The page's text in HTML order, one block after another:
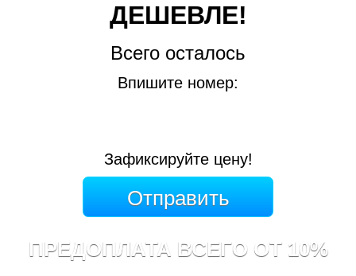
ДЕШЕВЛЕ!
Всего осталось
Впишите номер:
Зафиксируйте цену!
ПРЕДОПЛАТА ВСЕГО ОТ 10%